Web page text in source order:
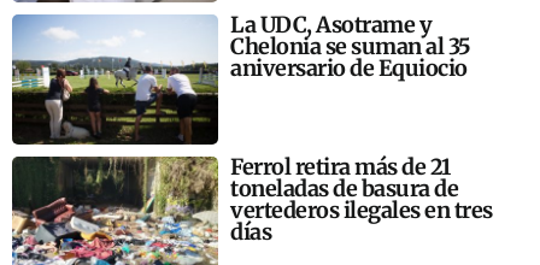
La UDC, Asotrame y
Chelonia se suman al 35
aniversario de Equiocio
Ferrol retira más de 21
toneladas de basura de
vertederos ilegales en tres
días